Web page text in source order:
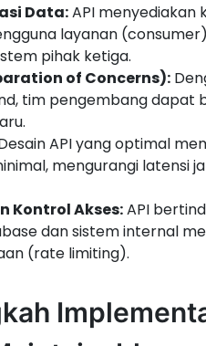
Data:API
layanan
pihak ketiga.
of Concerns):
tim pengembang
API yang optimal
mengurangi latensi
Kontrol Akses:API
dan sistem internal
(rate limiting).